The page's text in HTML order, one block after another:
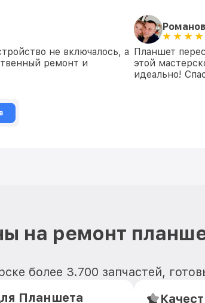
не включалось, а
ремонт и
Планшет
этой
идеально!
на ремонт
более 3.700 запчастей,
Планшета